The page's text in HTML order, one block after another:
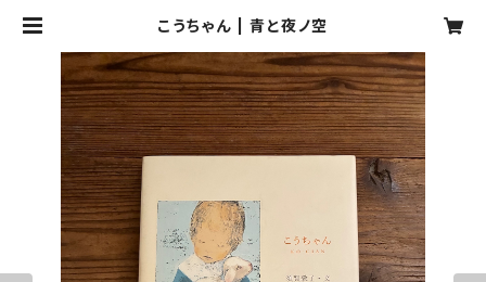
こうちゃん | 青と夜ノ空